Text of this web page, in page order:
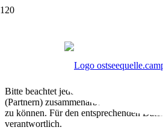
wir nehmen den Datenschutz sehr
Bitte beachtet jedoch, dass wir mit
(Partnern) zusammenarbeiten, um unsere
zu können. Für den entsprechenden
verantwortlich.